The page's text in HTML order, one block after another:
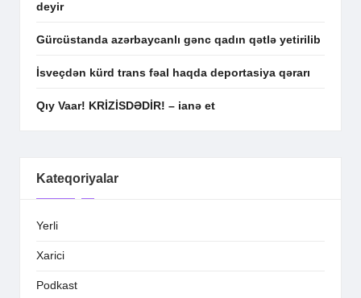
deyir
Gürcüstanda azərbaycanlı gənc qadın qətlə yetirilib
İsveçdən kürd trans fəal haqda deportasiya qərarı
Qıy Vaar! KRİZİSDƏDİR! – ianə et
Kateqoriyalar
Yerli
Xarici
Podkast